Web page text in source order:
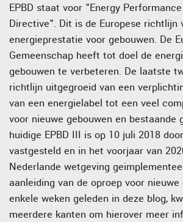
EPBD staat voor "Energy
Directive". Dit is de Europese richtlijn
energieprestatie voor gebouwen. De
Gemeenschap heeft tot doel de
gebouwen te verbeteren. De laatste
richtlijn uitgegroeid van een
van een energielabel tot een veel
voor nieuwe gebouwen en bestaande
huidige EPBD III is op 10 juli 2018
vastgesteld en in het voorjaar van
Nederlande wetgeving
aanleiding van de oproep voor nieuwe
enkele weken geleden in deze blog,
meerdere kanten om hierover meer